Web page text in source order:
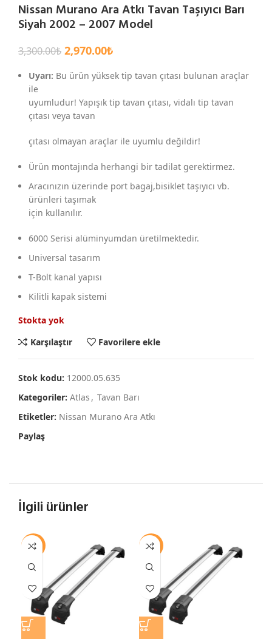
Nissan Murano Ara Atkı Tavan Taşıyıcı Barı
Siyah 2002 – 2007 Model
3,300.00₺ 2,970.00₺
Uyarı: Bu ürün yüksek tip tavan çıtası bulunan araçlar
ile
uyumludur! Yapışık tip tavan çıtası, vidalı tip tavan
çıtası veya tavan
çıtası olmayan araçlar ile uyumlu değildir!
Ürün montajında herhangi bir tadilat gerektirmez.
Aracınızın üzerinde port bagaj,bisiklet taşıyıcı vb.
ürünleri taşımak
için kullanılır.
6000 Serisi alüminyumdan üretilmektedir.
Universal tasarım
T-Bolt kanal yapısı
Kilitli kapak sistemi
Stokta yok
Karşılaştır
Favorilere ekle
Stok kodu: 12000.05.635
Kategoriler: Atlas , Tavan Barı
Etiketler: Nissan Murano Ara Atkı
Paylaş
İlgili ürünler
-12% -12%